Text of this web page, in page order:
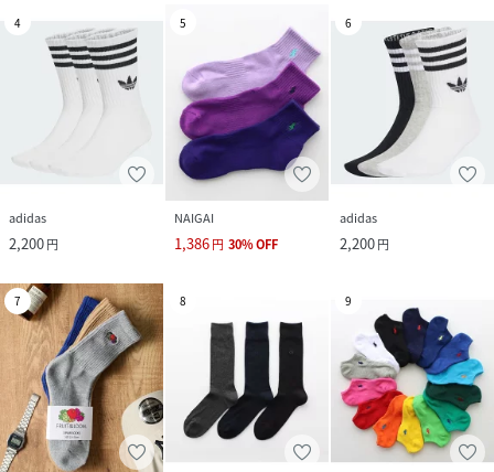
4
adidas
2,200円
5
NAIGAI
1,386円 30%OFF
6
adidas
2,200円
7 8 9